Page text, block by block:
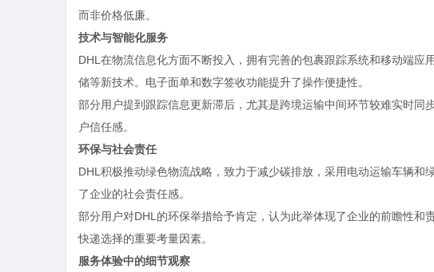
而非价格低廉。
技术与智能化服务
DHL在物流信息化方面不断投入，拥有完善的包裹跟踪系统和移动端
储等新技术。电子面单和数字签收功能提升了操作便捷性。
部分用户提到跟踪信息更新滞后，尤其是跨境运输中间环节较难实时同
户信任感。
环保与社会责任
DHL积极推动绿色物流战略，致力于减少碳排放，采用电动运输车辆
了企业的社会责任感。
部分用户对DHL的环保举措给予肯定，认为此举体现了企业的前瞻性
快递选择的重要考量因素。
服务体验中的细节观察